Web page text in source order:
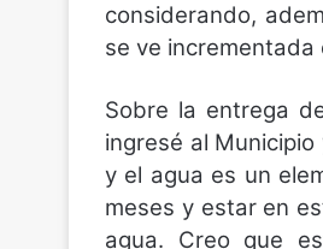
considerando,
se ve incrementada
Sobre la entrega
ingresé al
y el agua es un
meses y estar en
agua. Creo que